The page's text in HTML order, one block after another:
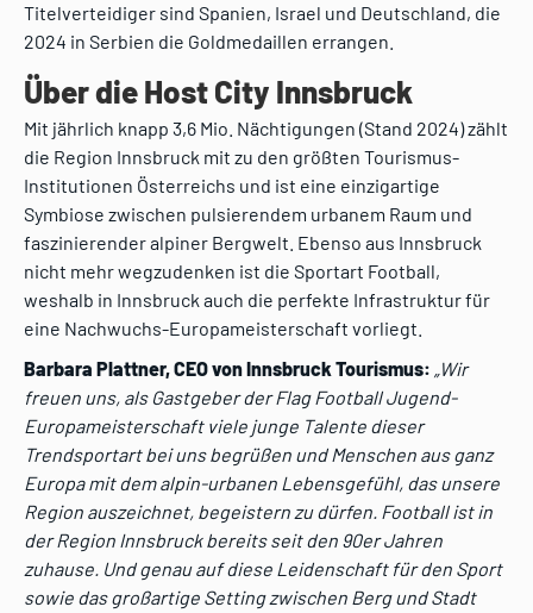
Titelverteidiger sind Spanien, Israel und Deutschland, die
2024 in Serbien die Goldmedaillen errangen.
Über die Host City Innsbruck
Mit jährlich knapp 3,6 Mio. Nächtigungen (Stand 2024) zählt
die Region Innsbruck mit zu den größten Tourismus-
Institutionen Österreichs und ist eine einzigartige
Symbiose zwischen pulsierendem urbanem Raum und
faszinierender alpiner Bergwelt. Ebenso aus Innsbruck
nicht mehr wegzudenken ist die Sportart Football,
weshalb in Innsbruck auch die perfekte Infrastruktur für
eine Nachwuchs-Europameisterschaft vorliegt.
Barbara Plattner, CEO von Innsbruck Tourismus: „Wir
freuen uns, als Gastgeber der Flag Football Jugend-
Europameisterschaft viele junge Talente dieser
Trendsportart bei uns begrüßen und Menschen aus ganz
Europa mit dem alpin-urbanen Lebensgefühl, das unsere
Region auszeichnet, begeistern zu dürfen. Football ist in
der Region Innsbruck bereits seit den 90er Jahren
zuhause. Und genau auf diese Leidenschaft für den Sport
sowie das großartige Setting zwischen Berg und Stadt